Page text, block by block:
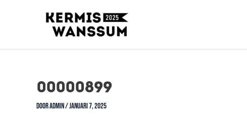
00000899
Dooradmin/januari 7, 2025